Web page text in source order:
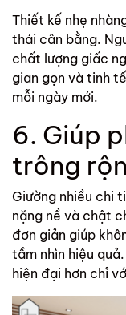
Thiết kế nhẹ
thái cân bằng.
chất lượng giấc
gian gọn và tinh
mỗi ngày mới.
6. Giúp
trông
Giường nhiều chi
nặng nề và chật
đơn giản giúp
tầm nhìn hiệu
hiện đại hơn chỉ